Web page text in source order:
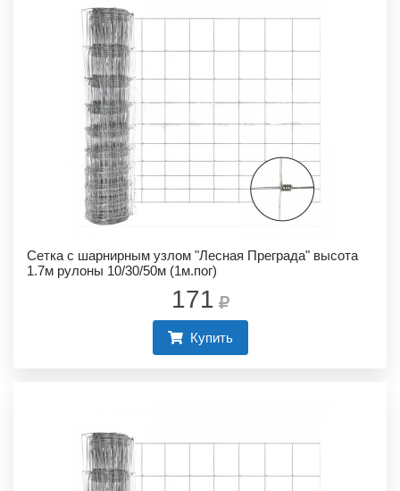
Сетка с шарнирным узлом "Лесная Преграда" высота
1.7м рулоны 10/30/50м (1м.пог)
171
Купить